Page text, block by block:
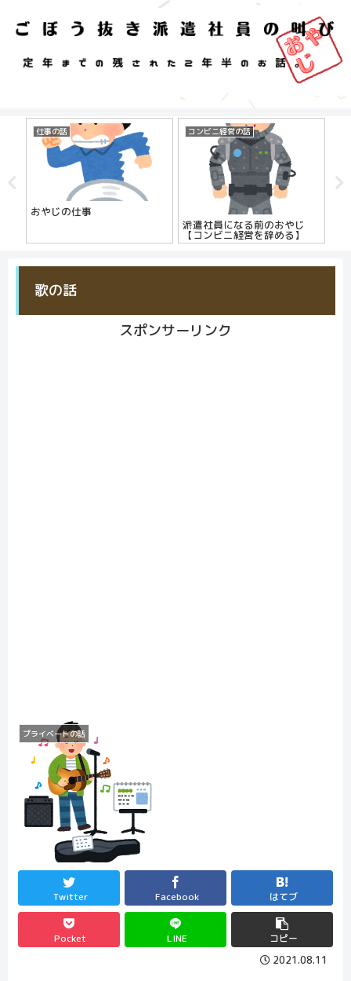
仕事の話
おやじの仕事
コンビニ経営の話
派遣社員になる前のおやじ
【コンビニ経営を辞める】
歌の話
スポンサーリンク
プライベートの話
Twitter Facebook はてブ
Pocket LINE コピー
2021.08.11